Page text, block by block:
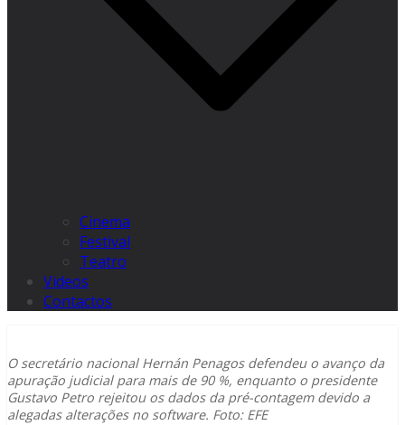
Cinema
Festival
Teatro
Videos
Contactos
O secretário nacional Hernán Penagos defendeu o avanço da
apuração judicial para mais de 90 %, enquanto o presidente
Gustavo Petro rejeitou os dados da pré-contagem devido a
alegadas alterações no software. Foto: EFE